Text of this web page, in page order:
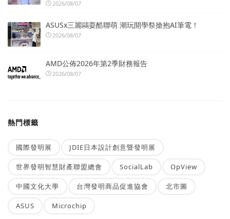
2026/08/07
ASUSx三麗鷗耍酷聯萌 潮玩開學祭搶抱AI筆電！
2026/08/07
AMD公佈2026年第2季財務報告
2026/08/07
熱門標籤
國際發明展 JDIE日本設計創意暨發明展
世界發明智慧財產聯盟總會 SocialLab OpView
中國文化大學 台灣發明商品促進協會 北市圖
ASUS Microchip